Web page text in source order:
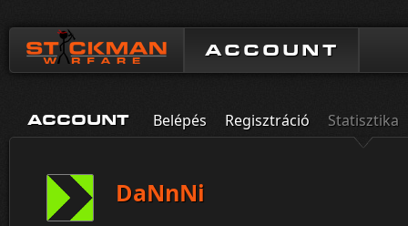
ACCOUNT
ACCOUNT Belépés Regisztráció Statisztika
DaNnNi